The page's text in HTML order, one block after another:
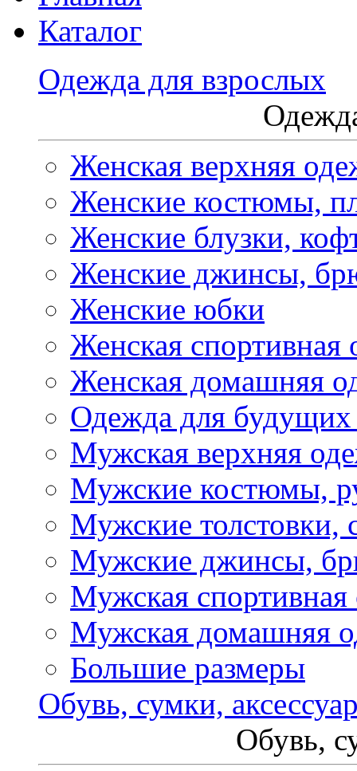
Каталог
Одежда для взрослых
Женская верхняя
Женские костюмы,
Женские блузки,
Женские джинсы,
Женские юбки
Женская спортивная
Женская домашняя
Одежда для
Мужская верхняя
Мужские костюмы,
Мужские толстовки,
Мужские джинсы,
Мужская спортивная
Мужская домашняя
Большие размеры
Обувь, сумки,
Обувь,